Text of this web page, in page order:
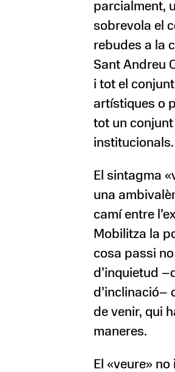
parcialment,
sobrevola el
rebudes a la
Sant Andreu
i tot el
artístiques o
tot un
institucionals.
El sintagma
una
camí entre
Mobilitza la
cosa passi
d’inquietud
d’inclinació–
de venir, qui
maneres.
El «veure»